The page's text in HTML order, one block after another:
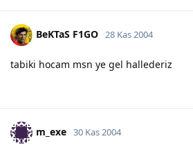
BeKTaS F1GO 28 Kas 2004
tabiki hocam msn ye gel hallederiz
m_exe 30 Kas 2004